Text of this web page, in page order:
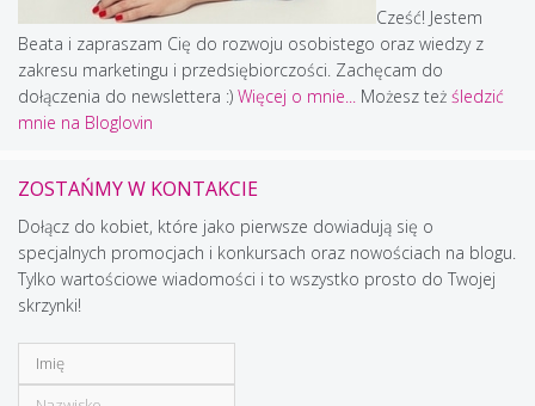
Cześć! Jestem
Beata i zapraszam Cię do rozwoju osobistego oraz wiedzy z
zakresu marketingu i przedsiębiorczości. Zachęcam do
dołączenia do newslettera :) Więcej o mnie... Możesz też śledzić
mnie na Bloglovin
ZOSTAŃMY W KONTAKCIE
Dołącz do kobiet, które jako pierwsze dowiadują się o
specjalnych promocjach i konkursach oraz nowościach na blogu.
Tylko wartościowe wiadomości i to wszystko prosto do Twojej
skrzynki!